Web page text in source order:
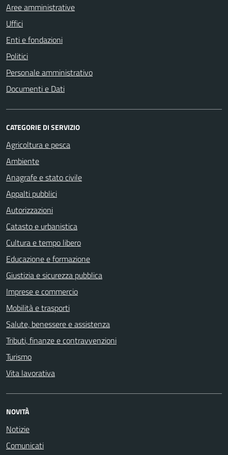
Aree amministrative
Uffici
Enti e fondazioni
Politici
Personale amministrativo
Documenti e Dati
CATEGORIE DI SERVIZIO
Agricoltura e pesca
Ambiente
Anagrafe e stato civile
Appalti pubblici
Autorizzazioni
Catasto e urbanistica
Cultura e tempo libero
Educazione e formazione
Giustizia e sicurezza pubblica
Imprese e commercio
Mobilità e trasporti
Salute, benessere e assistenza
Tributi, finanze e contravvenzioni
Turismo
Vita lavorativa
NOVITÀ
Notizie
Comunicati